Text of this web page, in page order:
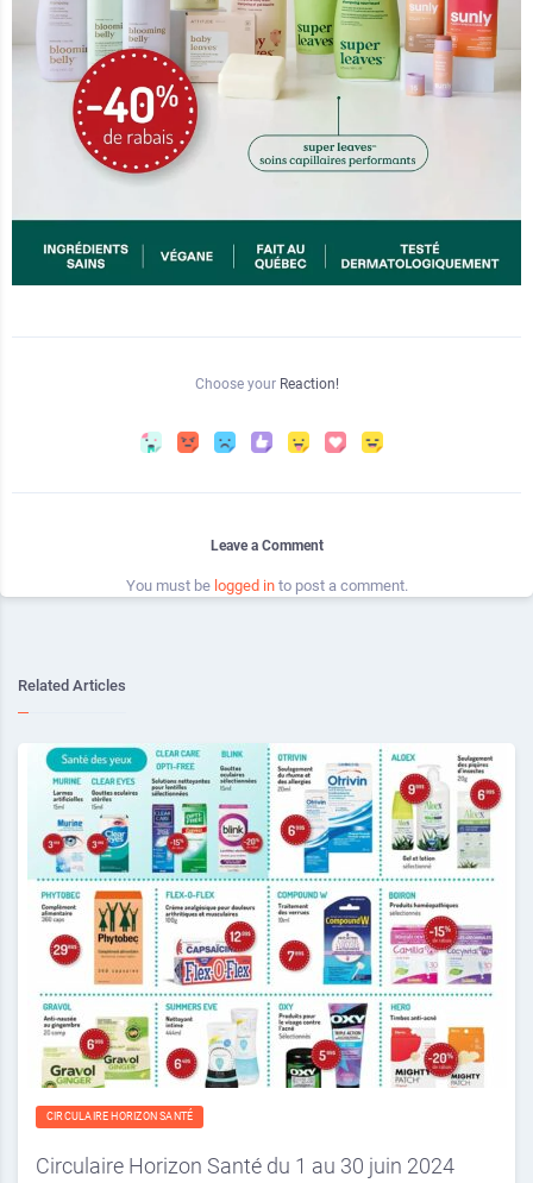
Choose your Reaction!
Leave a Comment
You must be logged into post a comment.
Related Articles
CIRCULAIRE HORIZON SANTÉ
Circulaire Horizon Santé du 1 au 30 juin 2024